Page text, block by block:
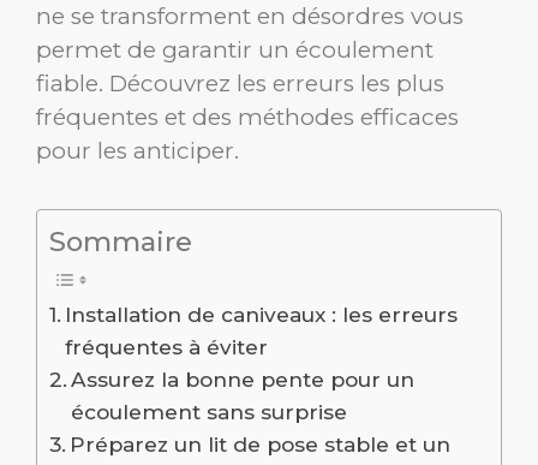
ne se transforment en désordres vous
permet de garantir un écoulement
fiable. Découvrez les erreurs les plus
fréquentes et des méthodes efficaces
pour les anticiper.
Sommaire
Installation de caniveaux : les erreurs
fréquentes à éviter
Assurez la bonne pente pour un
écoulement sans surprise
Préparez un lit de pose stable et un